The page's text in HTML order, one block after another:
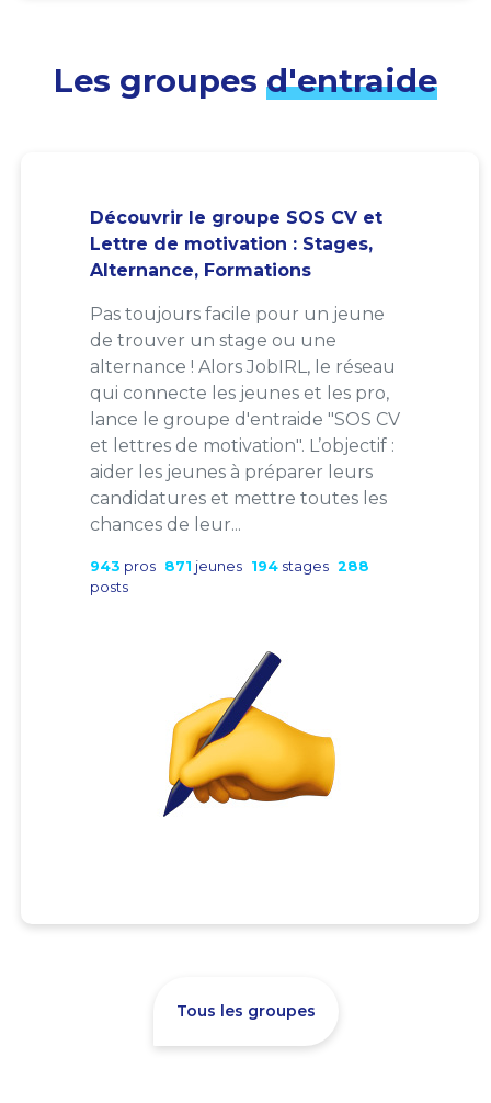
Les groupes d'entraide
Découvrir le groupe SOS CV et
Lettre de motivation : Stages,
Alternance, Formations
Pas toujours facile pour un jeune
de trouver un stage ou une
alternance ! Alors JobIRL, le réseau
qui connecte les jeunes et les pro,
lance le groupe d'entraide "SOS CV
et lettres de motivation". L’objectif :
aider les jeunes à préparer leurs
candidatures et mettre toutes les
chances de leur...
943 pros 871 jeunes 194 stages 288
posts
Tous les groupes